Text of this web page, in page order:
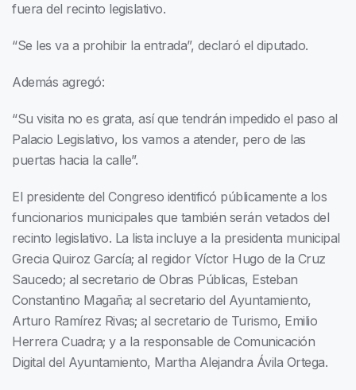
fuera del recinto legislativo.
“Se les va a prohibir la entrada”, declaró el diputado.
Además agregó:
“Su visita no es grata, así que tendrán impedido el paso al
Palacio Legislativo, los vamos a atender, pero de las
puertas hacia la calle”.
El presidente del Congreso identificó públicamente a los
funcionarios municipales que también serán vetados del
recinto legislativo. La lista incluye a la presidenta municipal
Grecia Quiroz García; al regidor Víctor Hugo de la Cruz
Saucedo; al secretario de Obras Públicas, Esteban
Constantino Magaña; al secretario del Ayuntamiento,
Arturo Ramírez Rivas; al secretario de Turismo, Emilio
Herrera Cuadra; y a la responsable de Comunicación
Digital del Ayuntamiento, Martha Alejandra Ávila Ortega.